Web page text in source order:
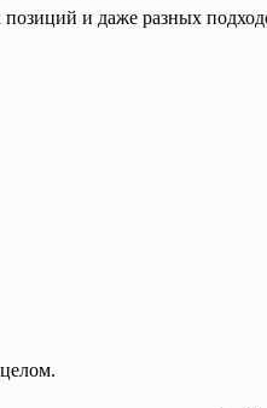
позиций и даже разных